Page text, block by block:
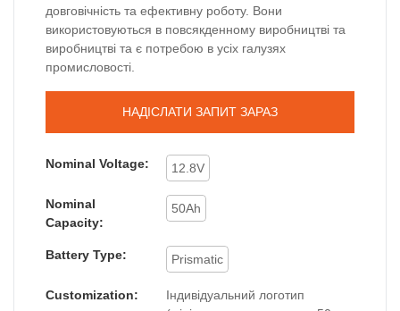
довговічність та ефективну роботу. Вони
використовуються в повсякденному виробництві та
виробництві та є потребою в усіх галузях
промисловості.
НАДІСЛАТИ ЗАПИТ ЗАРАЗ
Nominal Voltage: 12.8V
Nominal
Capacity:
50Ah
Battery Type: Prismatic
Customization:
Індивідуальний логотип